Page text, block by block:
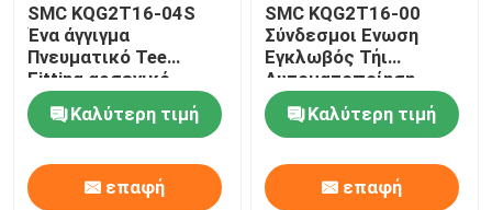
SMC KQG2T16-04S
Ένα άγγιγμα
Πνευματικό Tee
Fitting αρσενικό
Τριχόπλευρο Αγκώνα
SUS316Καλύτερη τιμή
επαφή
SMC KQG2T16-00
Σύνδεσμοι Ενωση
Εγκλωβός Τήι
Αυτοματοποίηση
Βιομηχανία
Καλύτερη τιμή
επαφή